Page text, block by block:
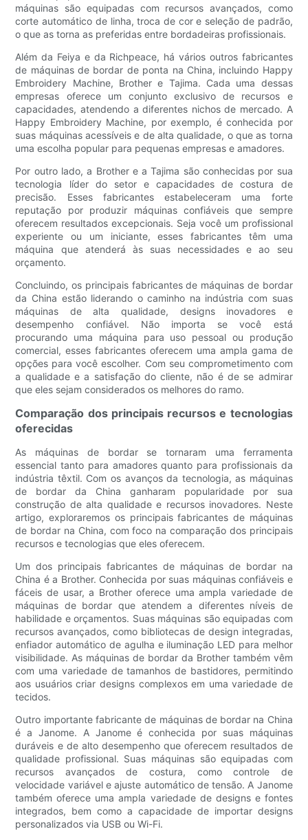
máquinas são equipadas com recursos avançados, como
corte automático de linha, troca de cor e seleção de padrão,
o que as torna as preferidas entre bordadeiras profissionais.
Além da Feiya e da Richpeace, há vários outros fabricantes
de máquinas de bordar de ponta na China, incluindo Happy
Embroidery Machine, Brother e Tajima. Cada uma dessas
empresas oferece um conjunto exclusivo de recursos e
capacidades, atendendo a diferentes nichos de mercado. A
Happy Embroidery Machine, por exemplo, é conhecida por
suas máquinas acessíveis e de alta qualidade, o que as torna
uma escolha popular para pequenas empresas e amadores.
Por outro lado, a Brother e a Tajima são conhecidas por sua
tecnologia líder do setor e capacidades de costura de
precisão. Esses fabricantes estabeleceram uma forte
reputação por produzir máquinas confiáveis que sempre
oferecem resultados excepcionais. Seja você um profissional
experiente ou um iniciante, esses fabricantes têm uma
máquina que atenderá às suas necessidades e ao seu
orçamento.
Concluindo, os principais fabricantes de máquinas de bordar
da China estão liderando o caminho na indústria com suas
máquinas de alta qualidade, designs inovadores e
desempenho confiável. Não importa se você está
procurando uma máquina para uso pessoal ou produção
comercial, esses fabricantes oferecem uma ampla gama de
opções para você escolher. Com seu comprometimento com
a qualidade e a satisfação do cliente, não é de se admirar
que eles sejam considerados os melhores do ramo.
Comparação dos principais recursos e tecnologias
oferecidas
As máquinas de bordar se tornaram uma ferramenta
essencial tanto para amadores quanto para profissionais da
indústria têxtil. Com os avanços da tecnologia, as máquinas
de bordar da China ganharam popularidade por sua
construção de alta qualidade e recursos inovadores. Neste
artigo, exploraremos os principais fabricantes de máquinas
de bordar na China, com foco na comparação dos principais
recursos e tecnologias que eles oferecem.
Um dos principais fabricantes de máquinas de bordar na
China é a Brother. Conhecida por suas máquinas confiáveis e
fáceis de usar, a Brother oferece uma ampla variedade de
máquinas de bordar que atendem a diferentes níveis de
habilidade e orçamentos. Suas máquinas são equipadas com
recursos avançados, como bibliotecas de design integradas,
enfiador automático de agulha e iluminação LED para melhor
visibilidade. As máquinas de bordar da Brother também vêm
com uma variedade de tamanhos de bastidores, permitindo
aos usuários criar designs complexos em uma variedade de
tecidos.
Outro importante fabricante de máquinas de bordar na China
é a Janome. A Janome é conhecida por suas máquinas
duráveis e de alto desempenho que oferecem resultados de
qualidade profissional. Suas máquinas são equipadas com
recursos avançados de costura, como controle de
velocidade variável e ajuste automático de tensão. A Janome
também oferece uma ampla variedade de designs e fontes
integrados, bem como a capacidade de importar designs
personalizados via USB ou Wi-Fi.